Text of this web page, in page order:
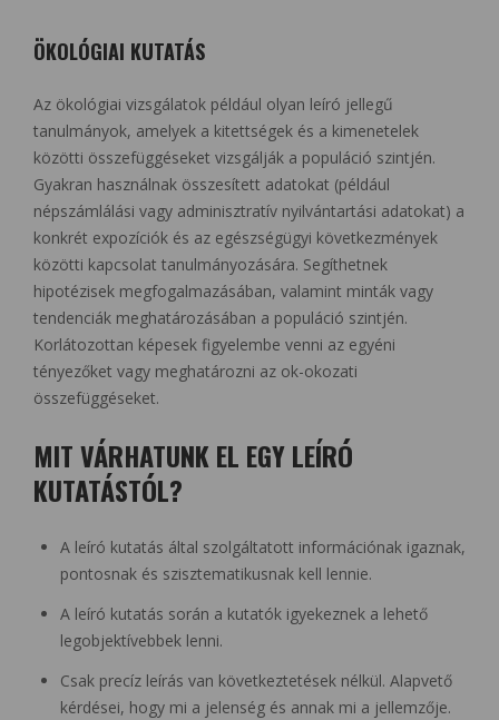
ÖKOLÓGIAI KUTATÁS
Az ökológiai vizsgálatok például olyan leíró jellegű
tanulmányok, amelyek a kitettségek és a kimenetelek
közötti összefüggéseket vizsgálják a populáció szintjén.
Gyakran használnak összesített adatokat (például
népszámlálási vagy adminisztratív nyilvántartási adatokat) a
konkrét expozíciók és az egészségügyi következmények
közötti kapcsolat tanulmányozására. Segíthetnek
hipotézisek megfogalmazásában, valamint minták vagy
tendenciák meghatározásában a populáció szintjén.
Korlátozottan képesek figyelembe venni az egyéni
tényezőket vagy meghatározni az ok-okozati
összefüggéseket.
MIT VÁRHATUNK EL EGY LEÍRÓ
KUTATÁSTÓL?
A leíró kutatás által szolgáltatott információnak igaznak,
pontosnak és szisztematikusnak kell lennie.
A leíró kutatás során a kutatók igyekeznek a lehető
legobjektívebbek lenni.
Csak precíz leírás van következtetések nélkül. Alapvető
kérdései, hogy mi a jelenség és annak mi a jellemzője.